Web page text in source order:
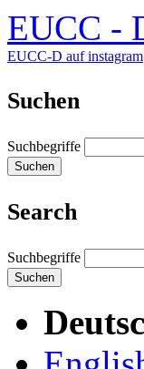
EUCC -
EUCC-D auf instagram
Suchen
Suchbegriffe
Suchen
Search
Suchbegriffe
Suchen